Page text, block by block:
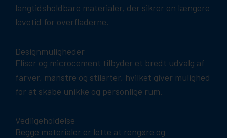
langtidsholdbare materialer, der sikrer en længere
levetid for overfladerne.
Designmuligheder
Fliser og microcement tilbyder et bredt udvalg af
farver, mønstre og stilarter, hvilket giver mulighed
for at skabe unikke og personlige rum.
Vedligeholdelse
Begge materialer er lette at rengøre og